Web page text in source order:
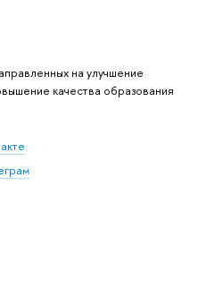
на улучшение
качества образования